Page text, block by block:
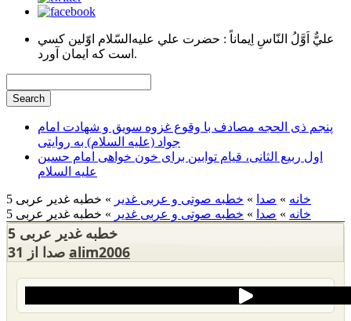
عليٌّ اَوَّلُ النّاسِ اِيماناً : حضرت علي عليه‌السّلام اوّلين كسي
است كه ايمان آورد.
پنجم ذی الحجه مصادف با وقوع غزوه سویق و شهادت امام
جواد (علیه السلام) به روایتی
اول ربیع الثانی، قیام توابین برای خون خواهی امام حسین
علیه السلام
خانه » صدا » خطبه صوتی و عربی غدیر » خطبه غدیر عربی 5
خانه » صدا » خطبه صوتی و عربی غدیر » خطبه غدیر عربی 5
خطبه غدیر عربی 5
alim2006